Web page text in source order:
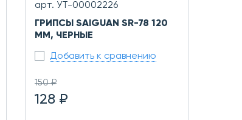
арт. УТ-00002226
ГРИПСЫ SAIGUAN SR-78 120
ММ, ЧЕРНЫЕ
Добавить к сравнению
150 ₽
128 ₽